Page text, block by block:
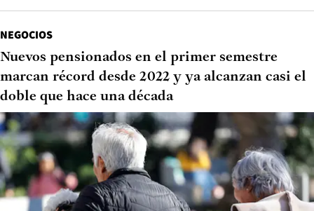
NEGOCIOS
Nuevos pensionados en el primer semestre
marcan récord desde 2022 y ya alcanzan casi el
doble que hace una década